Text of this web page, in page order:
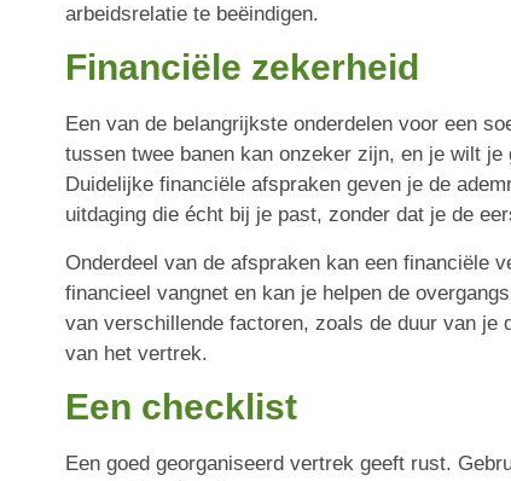
arbeidsrelatie te beëindigen.
Financiële zekerheid
Een van de belangrijkste onderdelen voor een
tussen twee banen kan onzeker zijn, en je wilt
Duidelijke financiële afspraken geven je de
uitdaging die écht bij je past, zonder dat je de
Onderdeel van de afspraken kan een financiële
financieel vangnet en kan je helpen de
van verschillende factoren, zoals de duur van je
van het vertrek.
Een checklist
Een goed georganiseerd vertrek geeft rust.